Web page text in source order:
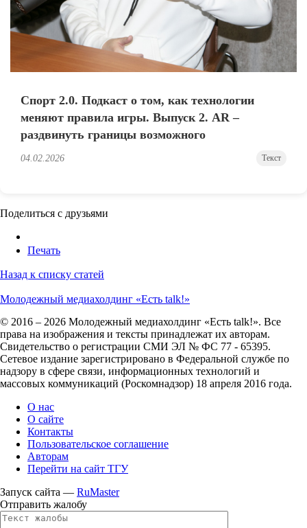
Спорт 2.0. Подкаст о том, как технологии
меняют правила игры. Выпуск 2. AR –
раздвинуть границы возможного
04.02.2026 Текст
Поделиться с друзьями
Печать
Назад к списку статей
Молодежный медиахолдинг «Есть talk!»
© 2016 – 2026 Молодежный медиахолдинг «Есть talk!». Все
права на изображения и тексты принадлежат их авторам.
Свидетельство о регистрации СМИ ЭЛ № ФС 77 - 65395.
Сетевое издание зарегистрировано в Федеральной службе по
надзору в сфере связи, информационных технологий и
массовых коммуникаций (Роскомнадзор) 18 апреля 2016 года.
О нас
О сайте
Контакты
Пользовательское соглашение
Авторам
Перейти на сайт ТГУ
Запуск сайта — RuMaster
Отправить жалобу